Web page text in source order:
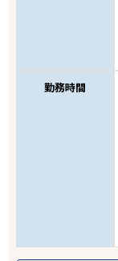
勤務時間